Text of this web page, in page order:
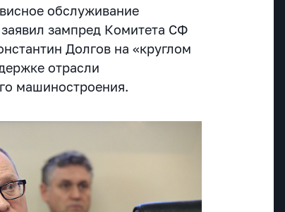
обслуживание
зампред Комитета СФ
Долгов на «круглом
отрасли
машиностроения.